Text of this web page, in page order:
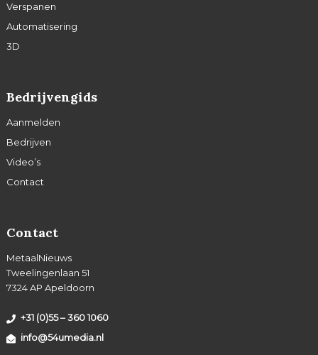
Verspanen
Automatisering
3D
Bedrijvengids
Aanmelden
Bedrijven
Video’s
Contact
Contact
MetaalNieuws
Tweelingenlaan 51
7324 AP Apeldoorn
+31 (0)55 – 360 1060
info@54umedia.nl